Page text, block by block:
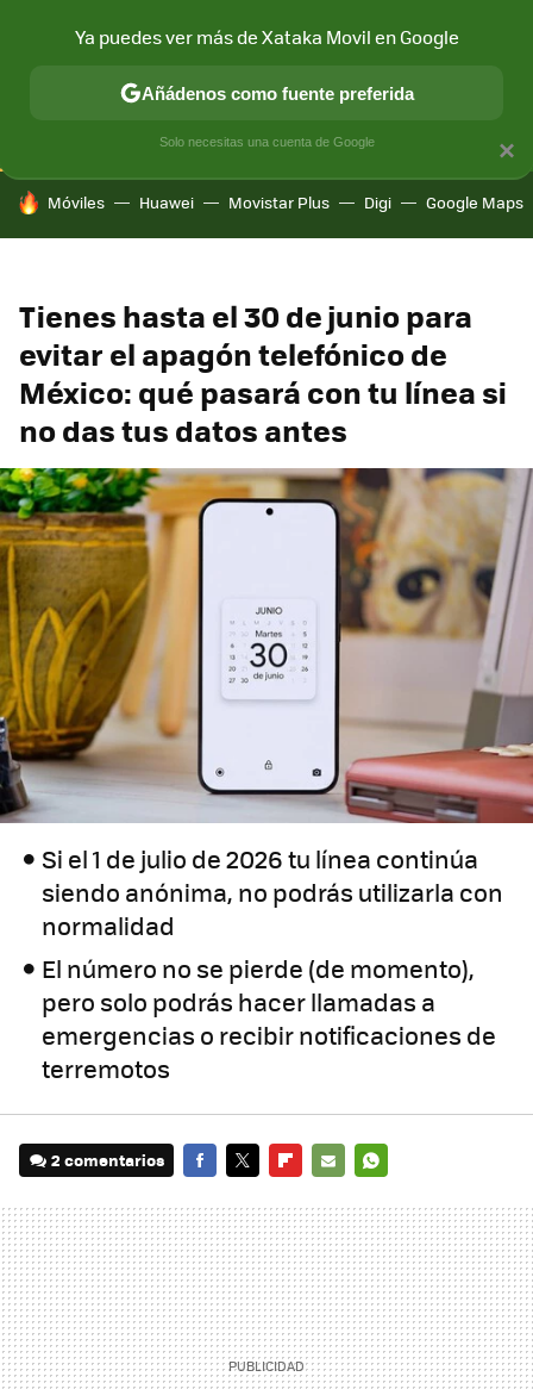
CONECTIVIDAD MÓVIL Y SOCIEDAD APLICACIONES
HOY SE HABLA DE
Móviles Huawei Movistar Plus Digi Google Maps
Tienes hasta el 30 de junio para
evitar el apagón telefónico de
México: qué pasará con tu línea si
no das tus datos antes
Si el 1 de julio de 2026 tu línea continúa
siendo anónima, no podrás utilizarla con
normalidad
El número no se pierde (de momento),
pero solo podrás hacer llamadas a
emergencias o recibir notificaciones de
terremotos
2 comentarios
MAIL
×
Ya puedes ver más de Xataka Movil en Google
Añádenos como fuente preferida
Solo necesitas una cuenta de Google